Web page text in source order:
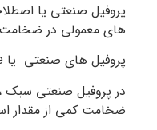
پروفیل صنعتی یا
های معمولی در
پروفیل های صنعتی یا Industrial Profile به دو بخش سبک و سنگین تقسیم میشوند.
در پروفیل صنعتی سبک
ضخامت کمی از مقدار